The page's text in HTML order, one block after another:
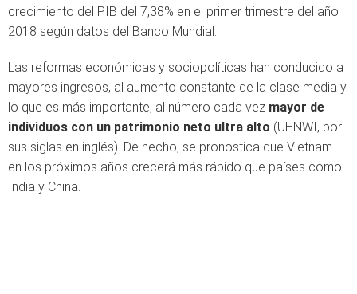
crecimiento del PIB del 7,38% en el primer trimestre del año
2018 según datos del Banco Mundial.
Las reformas económicas y sociopolíticas han conducido a
mayores ingresos, al aumento constante de la clase media y
lo que es más importante, al número cada vez mayor de
individuos con un patrimonio neto ultra alto (UHNWI, por
sus siglas en inglés). De hecho, se pronostica que Vietnam
en los próximos años crecerá más rápido que países como
India y China.